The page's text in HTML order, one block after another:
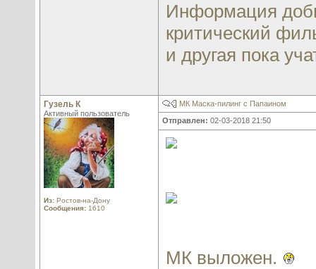
Информация
критический
и другая пока
Гузель К
Активный пользователь
Из: Ростов-на-Дону
Сообщения: 1610
МК Маска-пилинг с Папаином
Отправлен: 02-03-2018 21:50
МК выложен.